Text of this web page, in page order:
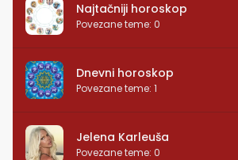
Najtačniji horoskop
Povezane teme: 0
Dnevni horoskop
Povezane teme: 1
Jelena Karleuša
Povezane teme: 0